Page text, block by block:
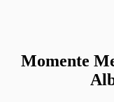
Momente